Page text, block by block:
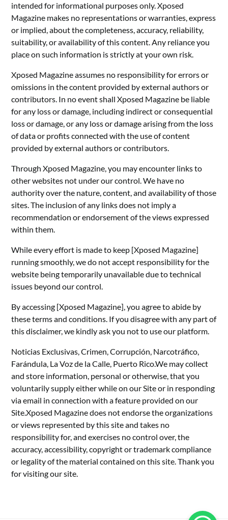
intended for informational purposes only. Xposed
Magazine makes no representations or warranties, express
or implied, about the completeness, accuracy, reliability,
suitability, or availability of this content. Any reliance you
place on such information is strictly at your own risk.
Xposed Magazine assumes no responsibility for errors or
omissions in the content provided by external authors or
contributors. In no event shall Xposed Magazine be liable
for any loss or damage, including indirect or consequential
loss or damage, or any loss or damage arising from the loss
of data or profits connected with the use of content
provided by external authors or contributors.
Through Xposed Magazine, you may encounter links to
other websites not under our control. We have no
authority over the nature, content, and availability of those
sites. The inclusion of any links does not imply a
recommendation or endorsement of the views expressed
within them.
While every effort is made to keep [Xposed Magazine]
running smoothly, we do not accept responsibility for the
website being temporarily unavailable due to technical
issues beyond our control.
By accessing [Xposed Magazine], you agree to abide by
these terms and conditions. If you disagree with any part of
this disclaimer, we kindly ask you not to use our platform.
Noticias Exclusivas, Crimen, Corrupción, Narcotráfico,
Farándula, La Voz de la Calle, Puerto Rico.We may collect
and store information, personal or otherwise, that you
voluntarily supply either while on our Site or in responding
via email in connection with a feature provided on our
Site.Xposed Magazine does not endorse the organizations
or views represented by this site and takes no
responsibility for, and exercises no control over, the
accuracy, accessibility, copyright or trademark compliance
or legality of the material contained on this site. Thank you
for visiting our site.